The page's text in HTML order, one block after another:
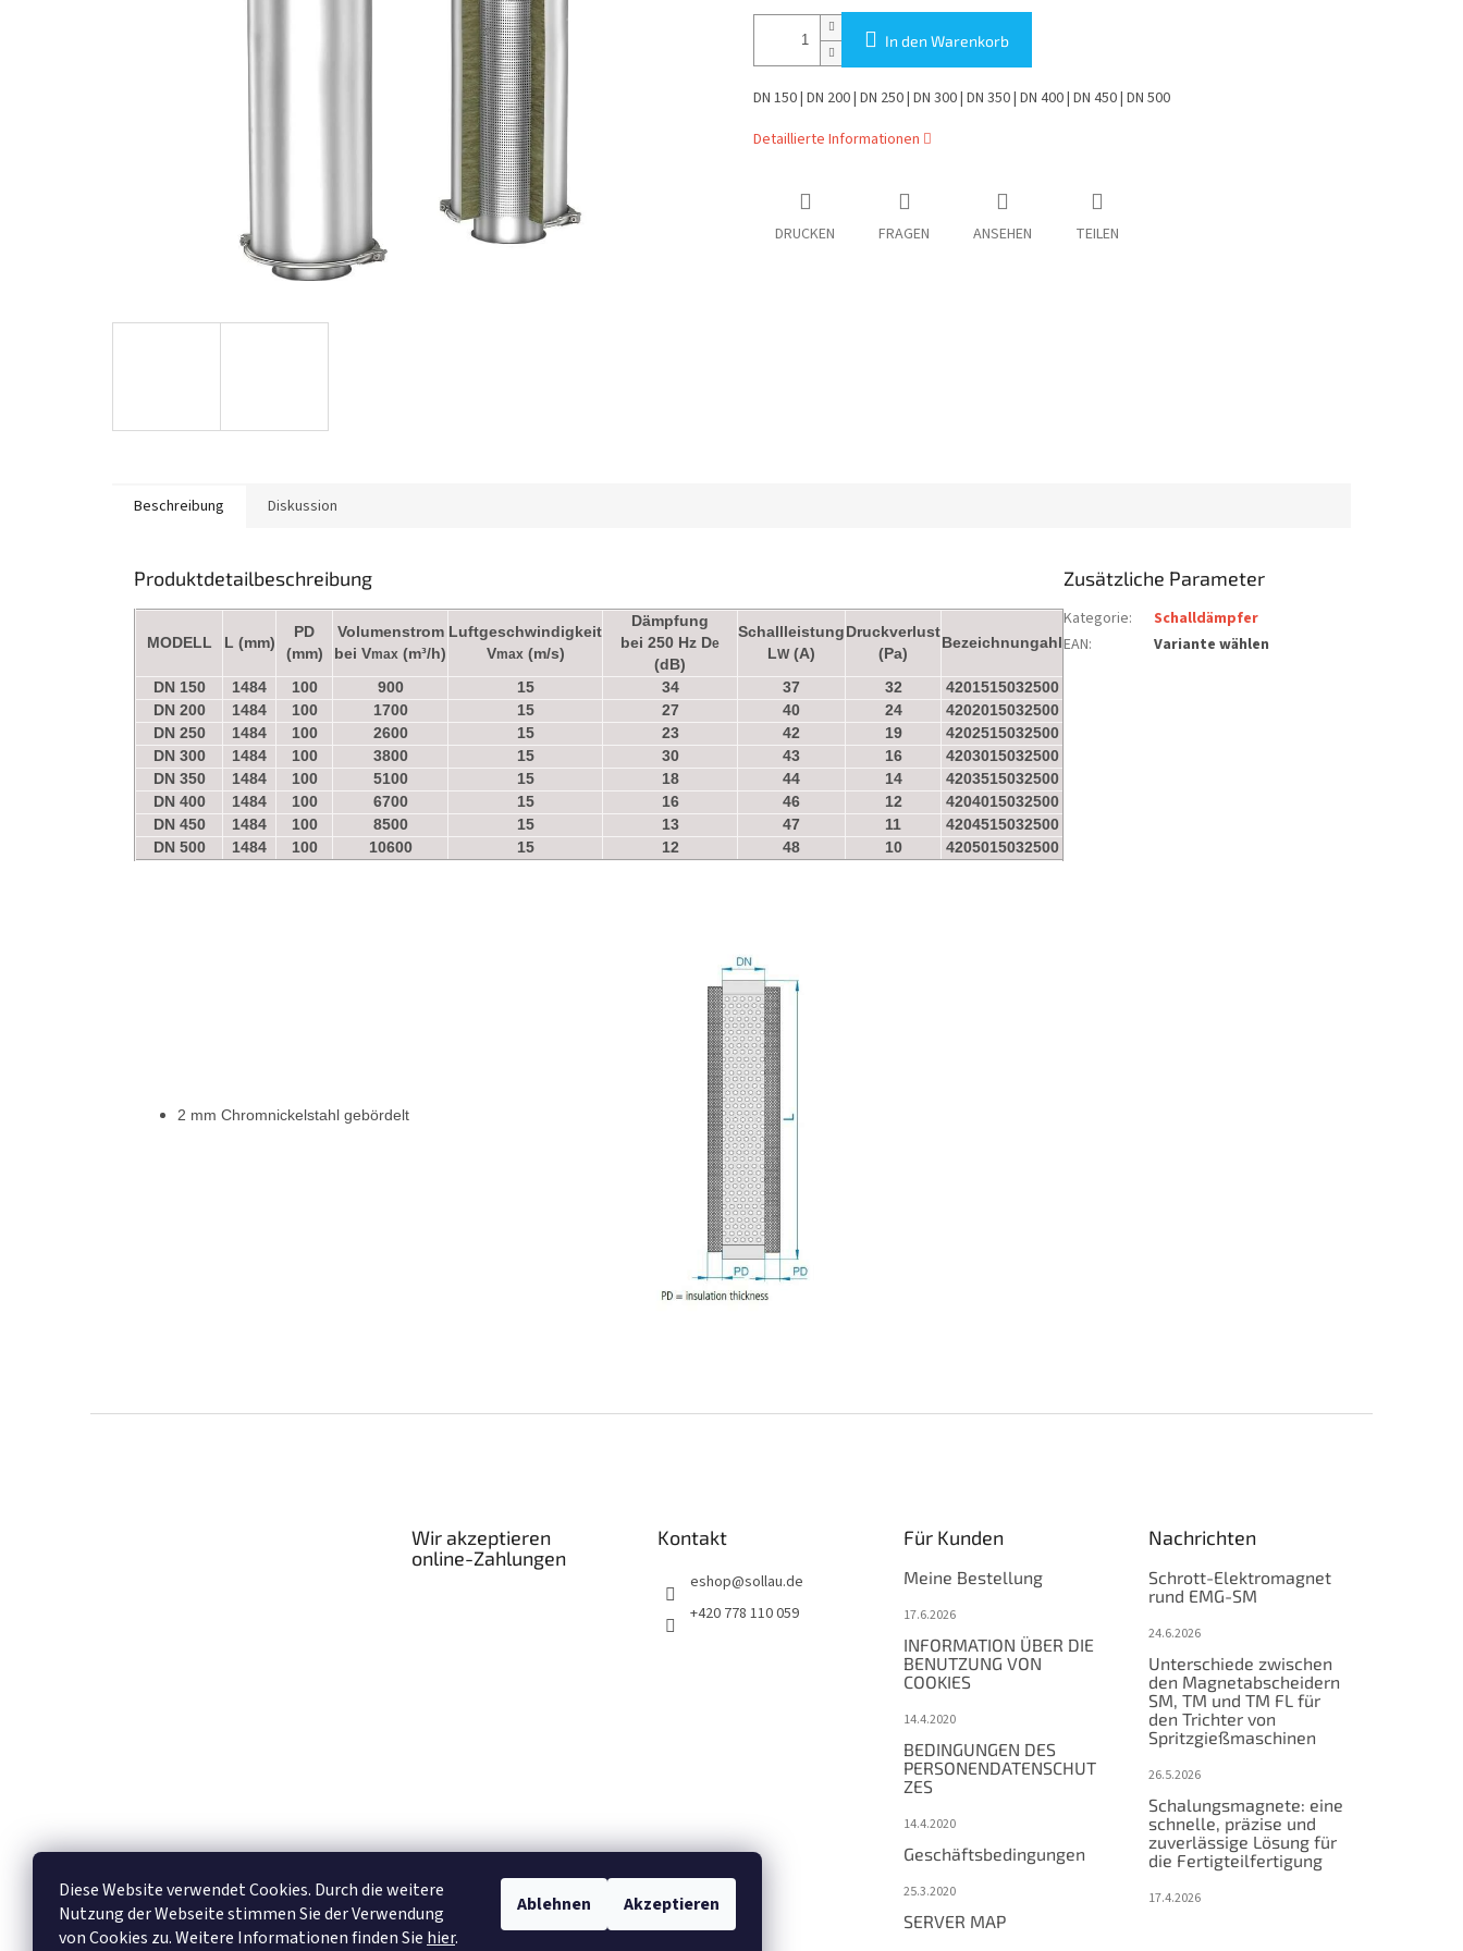
Diese Website verwendet Cookies. Durch die weitere
Nutzung der Webseite stimmen Sie der Verwendung
von Cookies zu. Weitere Informationen finden Sie hier.
Ablehnen Akzeptieren
In den Warenkorb
DN 150 | DN 200 | DN 250 | DN 300 | DN 350 | DN 400 | DN 450 | DN 500
Detaillierte Informationen
DRUCKEN FRAGEN ANSEHEN TEILEN
Beschreibung Diskussion
Produktdetailbeschreibung
MODELL L (mm)
PD
(mm)
Volumenstrom
bei Vmax (m³/h)
Luftgeschwindigkeit
Vmax (m/s)
Dämpfung
bei 250 Hz De
(dB)
Schallleistung
LW(A)
Druckverlust
(Pa)
Bezeichnungahl
DN 150 1484 100 900 15 34 37 32
4201515032500
DN 200
1484 100 1700 15 27 40 24
4202015032500
DN 250
1484 100 2600 15 23 42 19
4202515032500
DN 300
1484 100 3800 15 30 43 16
4203015032500
DN 350
1484 100 5100 15 18 44 14
4203515032500
DN 400
1484 100 6700 15 16 46 12
4204015032500
DN 450
1484 100 8500 15 13 47 11
4204515032500
DN 500
1484 100 10600 15 12 48 10 4205015032500
2 mm Chromnickelstahl gebördelt
Zusätzliche Parameter
Kategorie:
Schalldämpfer
EAN: Variante wählen
Wir akzeptieren
online-Zahlungen
Kontakt
eshop@sollau.de
+420 778 110 059
Für Kunden
Meine Bestellung
17.6.2026
INFORMATION ÜBER DIE
BENUTZUNG VON
COOKIES
14.4.2020
BEDINGUNGEN DES
PERSONENDATENSCHUT
ZES
14.4.2020
Geschäftsbedingungen
25.3.2020
SERVER MAP
Nachrichten
Schrott-Elektromagnet
rund EMG-SM
24.6.2026
Unterschiede zwischen
den Magnetabscheidern
SM, TM und TM FL für
den Trichter von
Spritzgießmaschinen
26.5.2026
Schalungsmagnete: eine
schnelle, präzise und
zuverlässige Lösung für
die Fertigteilfertigung
17.4.2026